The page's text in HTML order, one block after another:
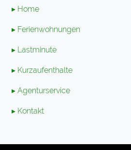
▸ Home
▸ Ferienwohnungen
▸ Lastminute
▸ Kurzaufenthalte
▸ Agenturservice
▸ Kontakt